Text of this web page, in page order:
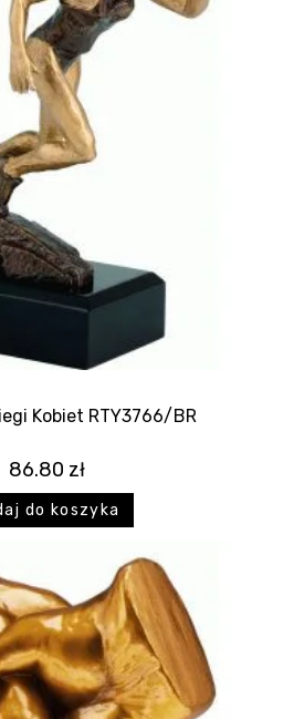
Kobiet RTY3766/BR
86.80 zł
do koszyka